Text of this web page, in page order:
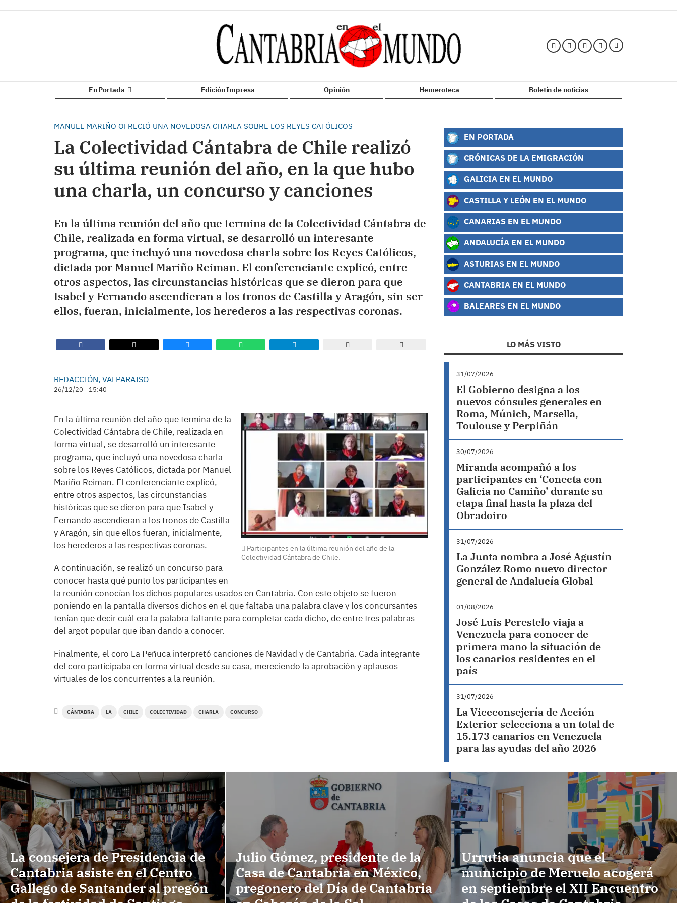
En Portada Edición Impresa Opinión Hemeroteca Boletín de noticias
MANUEL MARIÑO OFRECIÓ UNA NOVEDOSA CHARLA SOBRE LOS REYES CATÓLICOS
La Colectividad Cántabra de Chile realizó
su última reunión del año, en la que hubo
una charla, un concurso y canciones
En la última reunión del año que termina de la Colectividad Cántabra de
Chile, realizada en forma virtual, se desarrolló un interesante
programa, que incluyó una novedosa charla sobre los Reyes Católicos,
dictada por Manuel Mariño Reiman. El conferenciante explicó, entre
otros aspectos, las circunstancias históricas que se dieron para que
Isabel y Fernando ascendieran a los tronos de Castilla y Aragón, sin ser
ellos, fueran, inicialmente, los herederos a las respectivas coronas.
REDACCIÓN, VALPARAISO
26/12/20 - 15:40
Participantes en la última reunión del año de la
Colectividad Cántabra de Chile.
En la última reunión del año que termina de la
Colectividad Cántabra de Chile, realizada en
forma virtual, se desarrolló un interesante
programa, que incluyó una novedosa charla
sobre los Reyes Católicos, dictada por Manuel
Mariño Reiman. El conferenciante explicó,
entre otros aspectos, las circunstancias
históricas que se dieron para que Isabel y
Fernando ascendieran a los tronos de Castilla
y Aragón, sin que ellos fueran, inicialmente,
los herederos a las respectivas coronas.
A continuación, se realizó un concurso para
conocer hasta qué punto los participantes en
la reunión conocían los dichos populares usados en Cantabria. Con este objeto se fueron
poniendo en la pantalla diversos dichos en el que faltaba una palabra clave y los concursantes
tenían que decir cuál era la palabra faltante para completar cada dicho, de entre tres palabras
del argot popular que iban dando a conocer.
Finalmente, el coro La Peñuca interpretó canciones de Navidad y de Cantabria. Cada integrante
del coro participaba en forma virtual desde su casa, mereciendo la aprobación y aplausos
virtuales de los concurrentes a la reunión.
CÁNTABRA LA CHILE COLECTIVIDAD CHARLA CONCURSO
EN PORTADA
CRÓNICAS DE LA EMIGRACIÓN
GALICIA EN EL MUNDO
CASTILLA Y LEÓN EN EL MUNDO
CANARIAS EN EL MUNDO
ANDALUCÍA EN EL MUNDO
ASTURIAS EN EL MUNDO
CANTABRIA EN EL MUNDO
BALEARES EN EL MUNDO
LO MÁS VISTO
31/07/2026
El Gobierno designa a los
nuevos cónsules generales en
Roma, Múnich, Marsella,
Toulouse y Perpiñán
30/07/2026
Miranda acompañó a los
participantes en ‘Conecta con
Galicia no Camiño’ durante su
etapa final hasta la plaza del
Obradoiro
31/07/2026
La Junta nombra a José Agustín
González Romo nuevo director
general de Andalucía Global
01/08/2026
José Luis Perestelo viaja a
Venezuela para conocer de
primera mano la situación de
los canarios residentes en el
país
31/07/2026
La Viceconsejería de Acción
Exterior selecciona a un total de
15.173 canarios en Venezuela
para las ayudas del año 2026
La consejera de Presidencia de
Cantabria asiste en el Centro
Gallego de Santander al pregón
Julio Gómez, presidente de la
Casa de Cantabria en México,
pregonero del Día de Cantabria
Urrutia anuncia que el
municipio de Meruelo acogerá
en septiembre el XII Encuentro